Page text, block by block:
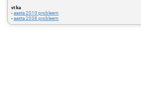
vt ka
-aasta 2010 probleem
-aasta 2038 probleem